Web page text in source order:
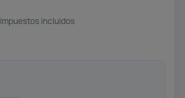
Impuestos incluidos